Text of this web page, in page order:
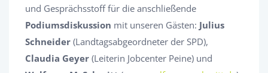
und Gesprächsstoff für die anschließende
Podiumsdiskussion mit unseren Gästen: Julius
Schneider (Landtagsabgeordneter der SPD),
Claudia Geyer (Leiterin Jobcenter Peine) und